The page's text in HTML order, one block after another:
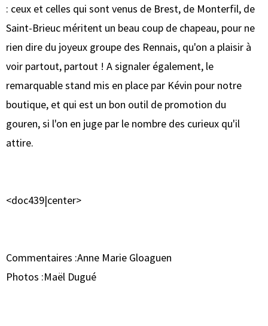
: ceux et celles qui sont venus de Brest, de Monterfil, de
Saint-Brieuc méritent un beau coup de chapeau, pour ne
rien dire du joyeux groupe des Rennais, qu'on a plaisir à
voir partout, partout ! A signaler également, le
remarquable stand mis en place par Kévin pour notre
boutique, et qui est un bon outil de promotion du
gouren, si l'on en juge par le nombre des curieux qu'il
attire.
<doc439|center>
Commentaires :Anne Marie Gloaguen
Photos :Maël Dugué